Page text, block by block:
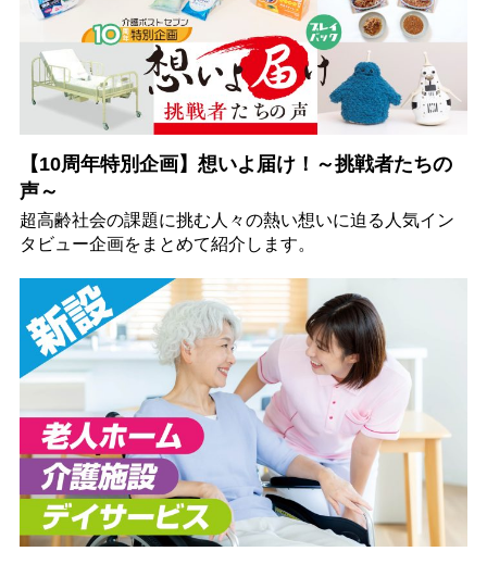
【10周年特別企画】想いよ届け！～挑戦者たちの
声～
超高齢社会の課題に挑む人々の熱い想いに迫る人気イン
タビュー企画をまとめて紹介します。